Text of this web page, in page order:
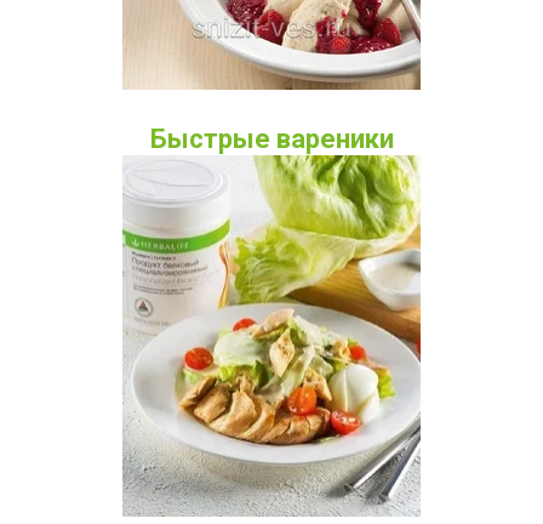
Быстрые вареники